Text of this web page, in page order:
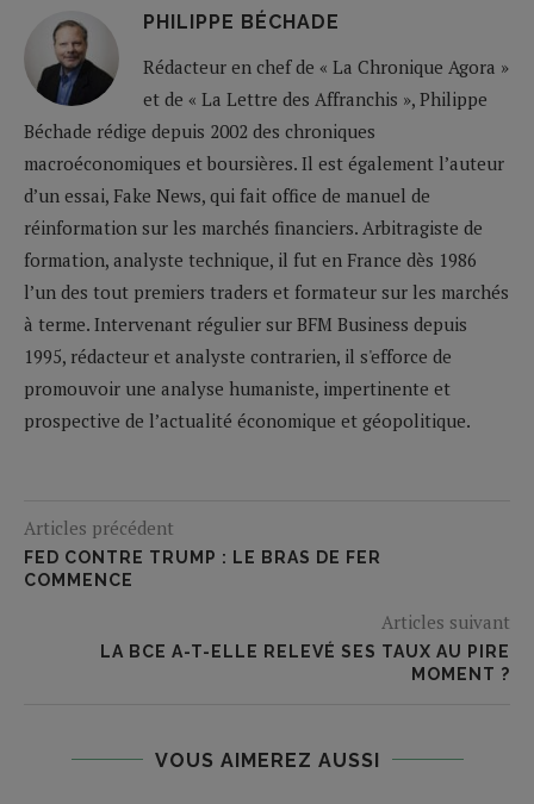
PHILIPPE BÉCHADE
Rédacteur en chef de « La Chronique Agora »
et de « La Lettre des Affranchis », Philippe
Béchade rédige depuis 2002 des chroniques
macroéconomiques et boursières. Il est également l’auteur
d’un essai, Fake News, qui fait office de manuel de
réinformation sur les marchés financiers. Arbitragiste de
formation, analyste technique, il fut en France dès 1986
l’un des tout premiers traders et formateur sur les marchés
à terme. Intervenant régulier sur BFM Business depuis
1995, rédacteur et analyste contrarien, il s'efforce de
promouvoir une analyse humaniste, impertinente et
prospective de l’actualité économique et géopolitique.
Articles précédent
FED CONTRE TRUMP : LE BRAS DE FER
COMMENCE
Articles suivant
LA BCE A-T-ELLE RELEVÉ SES TAUX AU PIRE
MOMENT ?
VOUS AIMEREZ AUSSI